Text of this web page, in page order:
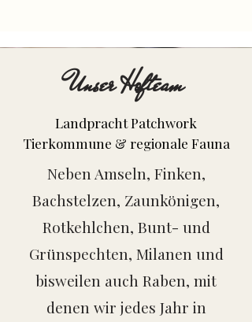
Unser Hofteam
Landpracht Patchwork
Tierkommune & regionale Fauna
Neben Amseln, Finken,
Bachstelzen, Zaunkönigen,
Rotkehlchen, Bunt- und
Grünspechten, Milanen und
bisweilen auch Raben, mit
denen wir jedes Jahr in